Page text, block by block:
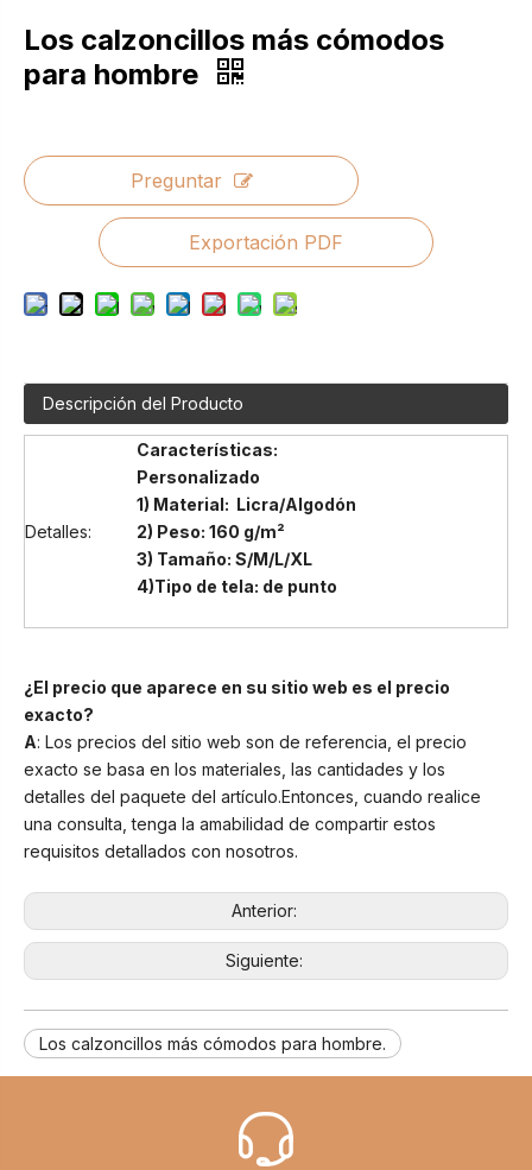
Los calzoncillos más cómodos
para hombre
Preguntar
Exportación PDF
Descripción del Producto
Detalles:
Características:
Personalizado
1) Material: Licra/Algodón
2) Peso: 160 g/m²
3) Tamaño: S/M/L/XL
4)Tipo de tela: de punto
¿El precio que aparece en su sitio web es el precio
exacto?
A: Los precios del sitio web son de referencia, el precio
exacto se basa en los materiales, las cantidades y los
detalles del paquete del artículo.Entonces, cuando realice
una consulta, tenga la amabilidad de compartir estos
requisitos detallados con nosotros.
Anterior:
Siguiente:
Los calzoncillos más cómodos para hombre.